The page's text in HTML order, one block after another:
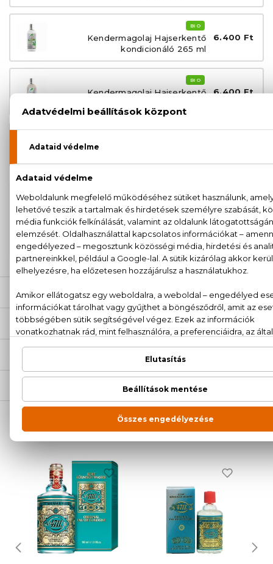
BIO
Kendermagolaj Hajserkentő
kondicionáló 265 ml
6.400 Ft
BIO
Kendermagolaj Hajserkentő
6.400 Ft
Kendermagolaj Tusfürdő 250 ml
100% eredeti termékek,14 napos visszaküldési
garanciával
Kérdésed van, elakadtál? Hívd ügyfélszolgálatunkat:+36
20 779 1924
LEÍRÁS
ÉRTÉKELÉSEK (0)
NEKED AJÁNLJUK